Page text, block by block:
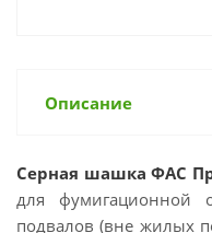
Описание
Серная шашка ФАС
для фумигационной
подвалов (вне жилых